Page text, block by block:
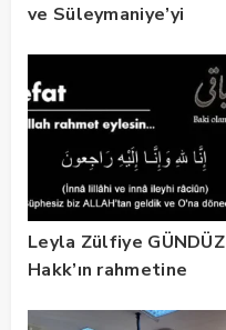
ve Süleymaniye’yi
Leyla Zülfiye GÜNDÜZ
Hakk’ın rahmetine